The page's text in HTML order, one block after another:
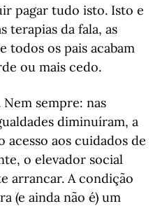
pagar tudo isto. Isto e
terapias da fala, as
todos os pais acabam
ou mais cedo.
sempre: nas
diminuíram, a
acesso aos cuidados de
o elevador social
arrancar. A condição
(e ainda não é) um